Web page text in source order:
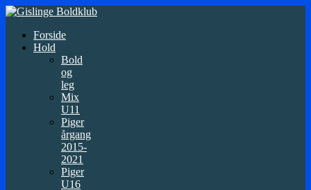
Forside
Hold
Bold
og
leg
Mix
U11
Piger
årgang
2015-
2021
Piger
U16